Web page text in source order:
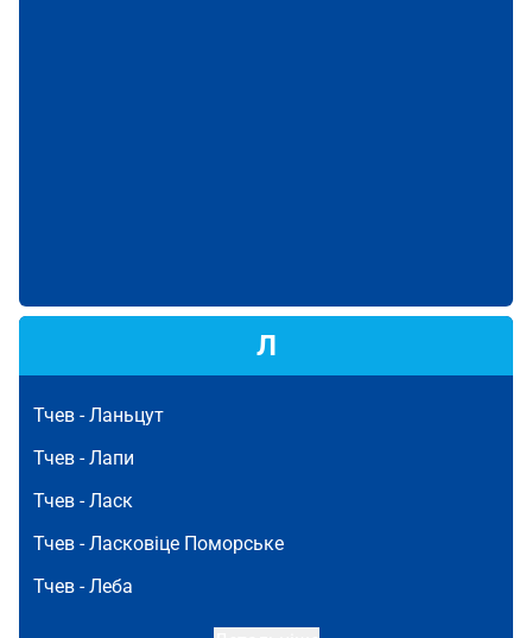
Л
Тчев -Ланьцут
Тчев -Лапи
Тчев -Ласк
Тчев -Ласковіце Поморське
Тчев -Леба